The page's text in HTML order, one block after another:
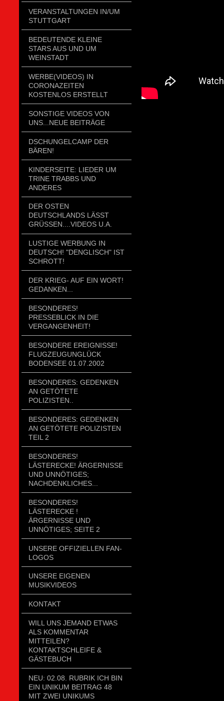
VERANSTALTUNGEN IN/UM
STUTTGART
BEDEUTENDE KLEINE
STARS AUS UND UM
WEINSTADT
WERBE(VIDEOS) IN
CORONAZEITEN
KOSTENLOS ERSTELLT
SONSTIGE VIDEOS VON
UNS...NEUE BEITRÄGE
DSCHUNGELCAMP DER
BÄREN!
KINDERSEITE: LIEDER UM
TRINE TRABBS UND
ANDERES
DER OSTEN
DEUTSCHLANDS LÄSST
GRÜSSEN....VIDEOS U.A.
LUSTIGE WERBUNG IN
DEUTSCH! "DENGLISCH" IST
SCHROTT!
DER KRIEG- AUF EIN WORT!
GEDANKEN...
BESONDERES!
PRESSEBLICK IN DIE
VERGANGENHEIT!
BESONDERE EREIGNISSE!
FLUGZEUGUNGLÜCK
BODENSEE 01.07.2002
BESONDERES: GEDENKEN
AN GETÖTETE
POLIZISTEN..
BESONDERES: GEDENKEN
AN GETÖTETE POLIZISTEN
TEIL 2
BESONDERES!
LÄSTERECKE! ÄRGERNISSE
UND UNNÖTIGES;
NACHDENKLICHES...
BESONDERES!
LÄSTERECKE !
ÄRGERNISSE UND
UNNÖTIGES; SEITE 2
UNSERE OFFIZIELLEN FAN-
LOGOS
UNSERE EIGENEN
MUSIKVIDEOS
KONTAKT
WILL UNS JEMAND ETWAS
ALS KOMMENTAR
MITTEILEN?
KONTAKTSCHLEIFE &
GÄSTEBUCH
NEU: 02.08. RUBRIK ICH BIN
EIN UNIKUM BEITRAG 48
MIT ZWEI UNIKUMS